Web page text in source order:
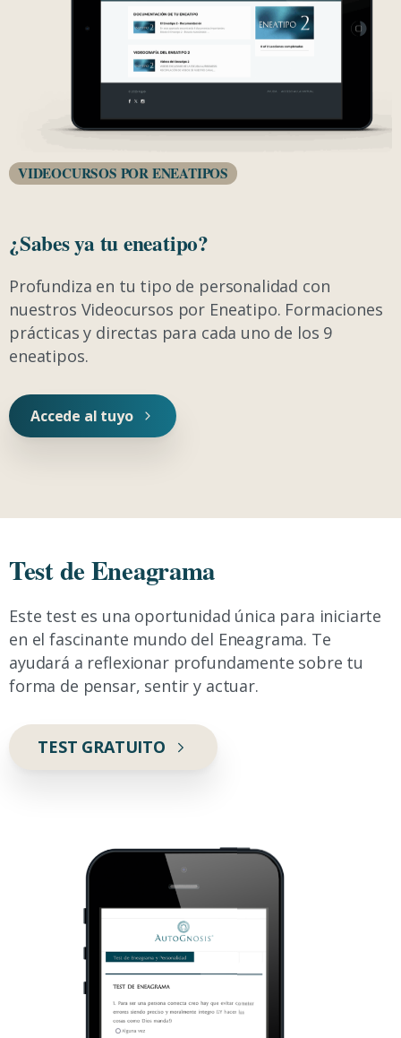
VIDEOCURSOS POR ENEATIPOS
¿Sabes ya tu eneatipo?
Profundiza en tu tipo de personalidad con
nuestros Videocursos por Eneatipo. Formaciones
prácticas y directas para cada uno de los 9
eneatipos.
Accede al tuyo
Test de Eneagrama
Este test es una oportunidad única para iniciarte
en el fascinante mundo del Eneagrama. Te
ayudará a reflexionar profundamente sobre tu
forma de pensar, sentir y actuar.
TEST GRATUITO